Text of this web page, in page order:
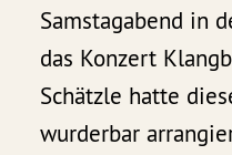
Samstagabend in
das Konzert
Schätzle hatte
wurderbar